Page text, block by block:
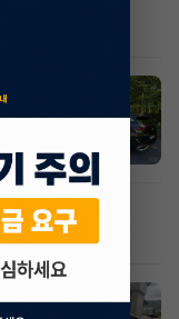
렌트기
는분!!